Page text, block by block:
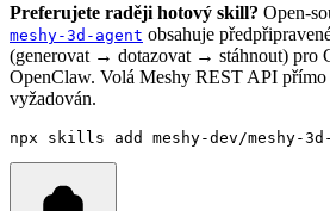
Preferujete raději hotový skill? Open-
meshy-3d-agent obsahuje
(generovat → dotazovat → stáhnout) pro
OpenClaw. Volá Meshy REST API
vyžadován.
npx skills add meshy-dev/meshy-